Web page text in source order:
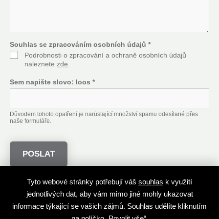
Souhlas se zpracováním osobních údajů *
Podrobnosti o zpracování a ochraně osobních údajů
naleznete zde
Sem napište slovo: loos *
Důvodem tohoto opatření je narůstající množství spamu odesílané přes
naše formuláře.
Autoři děl
Nabídněte dílo do nejúspěšnější aukce
Nejúspěšnější aukční síň
České aukční rekordy
Tyto webové stránky potřebují váš souhlas k využití
jednotlivých dat, aby vám mimo jiné mohly ukazovat
informace týkající se vašich zájmů. Souhlas udělíte kliknutím